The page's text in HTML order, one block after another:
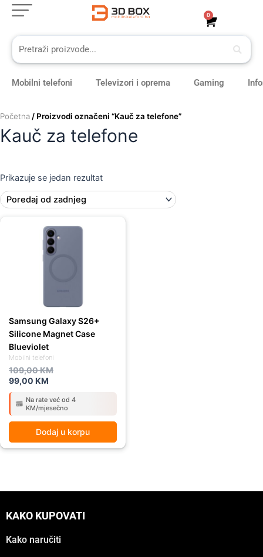
Skip
content
0
Cart
Mobilni telefoni Televizori i oprema Gaming
Početna / Proizvodi označeni “Kauč za telefone”
Kauč za telefone
Prikazuje se jedan rezultat
Mobilni telefoni
Samsung Galaxy S26+
Silicone Magnet Case
Blueviolet
109,00KM
109,00 KM.
99,00 KM
99,00 KM.
Na rate već od 4
KM/mjesečno
Dodaj u korpu
KAKO KUPOVATI
Kako naručiti